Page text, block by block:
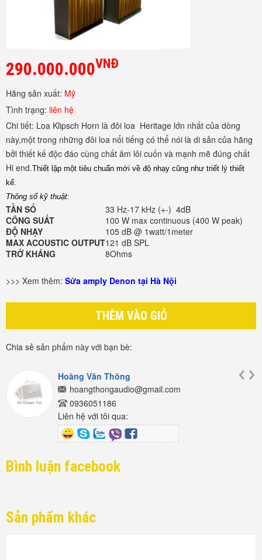
290.000.000VNĐ
Hãng sản xuất: Mỹ
Tình trạng: liên hệ
Chi tiết: Loa Klipsch Horn là đôi loa Heritage lớn nhất của dòng
này,một trong những đôi loa nổi tiếng có thể nói là di sản của hãng
bởi thiết kế độc đáo cùng chất âm lôi cuốn và mạnh mẽ đúng chất
Hi end.Thiết lập một tiêu chuẩn mới về độ nhạy cũng như triết lý thiết
kế.
Thông số kỹ thuật:
TẦN SỐ
33 Hz-17 kHz (+-) 4dB
CÔNG SUẤT
100 W max continuous (400 W peak)
ĐỘ NHẠY
105 dB @ 1watt/1meter
MAX ACOUSTIC OUTPUT121 dB SPL
TRỞ KHÁNG
8Ohms
>>> Xem thêm: Sửa amply Denon tại Hà Nội
THÊM VÀO GIỎ
Chia sẻ sản phẩm này với bạn bè:
Hoàng Văn Thông
hoangthongaudio@gmail.com
0936051186
Liên hệ với tôi qua:
Bình luận facebook
Sản phẩm khác